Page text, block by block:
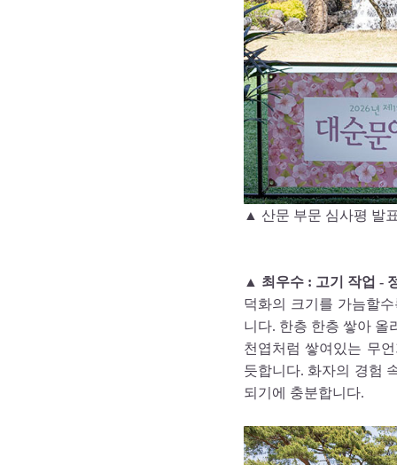
▲ 산문 부문 심사평 발
▲ 최우수 : 고기 작업 -
덕화의 크기를 가늠할
니다. 한층 한층 쌓아 올
천엽처럼 쌓여있는 무
듯합니다. 화자의 경험
되기에 충분합니다.